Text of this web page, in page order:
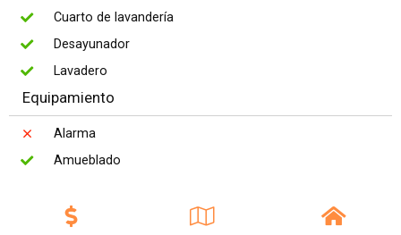
Cuarto de lavandería
Desayunador
Lavadero
Equipamiento
Alarma
Amueblado